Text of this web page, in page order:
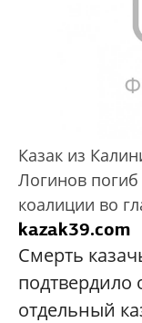
Казак из
Логинов
коалиции во
kazak39.com
Смерть
подтвердило
отдельный